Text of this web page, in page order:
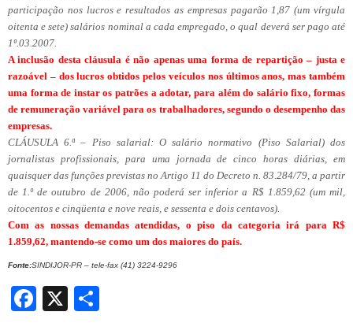
participação nos lucros e resultados as empresas pagarão 1,87 (um vírgula
oitenta e sete) salários nominal a cada empregado, o qual deverá ser pago até
1º.03.2007.
A inclusão desta cláusula é não apenas uma forma de repartição – justa e
razoável – dos lucros obtidos pelos veículos nos últimos anos, mas também
uma forma de instar os patrões a adotar, para além do salário fixo, formas
de remuneração variável para os trabalhadores, segundo o desempenho das
empresas.
CLÁUSULA 6.ª – Piso salarial: O salário normativo (Piso Salarial) dos
jornalistas profissionais, para uma jornada de cinco horas diárias, em
quaisquer das funções previstas no Artigo 11 do Decreto n. 83.284/79, a partir
de 1.º de outubro de 2006, não poderá ser inferior a R$ 1.859,62 (um mil,
oitocentos e cinqüenta e nove reais, e sessenta e dois centavos).
Com as nossas demandas atendidas, o piso da categoria irá para R$
1.859,62, mantendo-se como um dos maiores do país.
Fonte:SINDIJOR-PR – tele-fax (41) 3224-9296
Facebook
X